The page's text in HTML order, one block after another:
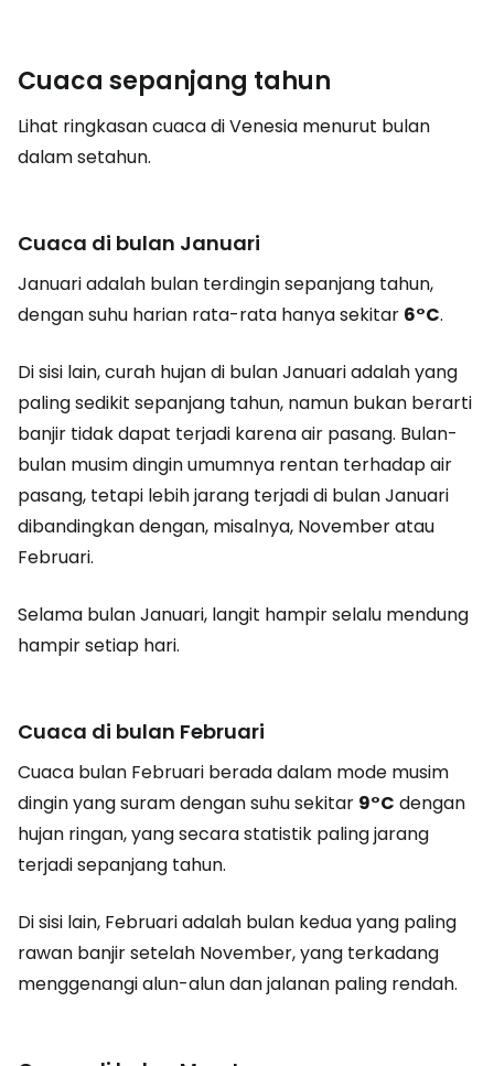
Cuaca sepanjang tahun
Lihat ringkasan cuaca di Venesia menurut bulan
dalam setahun.
Cuaca di bulan Januari
Januari adalah bulan terdingin sepanjang tahun,
dengan suhu harian rata-rata hanya sekitar 6°C.
Di sisi lain, curah hujan di bulan Januari adalah yang
paling sedikit sepanjang tahun, namun bukan berarti
banjir tidak dapat terjadi karena air pasang. Bulan-
bulan musim dingin umumnya rentan terhadap air
pasang, tetapi lebih jarang terjadi di bulan Januari
dibandingkan dengan, misalnya, November atau
Februari.
Selama bulan Januari, langit hampir selalu mendung
hampir setiap hari.
Cuaca di bulan Februari
Cuaca bulan Februari berada dalam mode musim
dingin yang suram dengan suhu sekitar 9°C dengan
hujan ringan, yang secara statistik paling jarang
terjadi sepanjang tahun.
Di sisi lain, Februari adalah bulan kedua yang paling
rawan banjir setelah November, yang terkadang
menggenangi alun-alun dan jalanan paling rendah.